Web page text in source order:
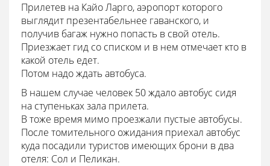
Прилетев на Кайо Ларго, аэропорт которого
выглядит презентабельнее гаванского, и
получив багаж нужно попасть в свой отель.
Приезжает гид со списком и в нем отмечает кто в
какой отель едет.
Потом надо ждать автобуса.
В нашем случае человек 50 ждало автобус сидя
на ступеньках зала прилета.
В тоже время мимо проезжали пустые автобусы.
После томительного ожидания приехал автобус
куда посадили туристов имеющих брони в два
отеля: Сол и Пеликан.